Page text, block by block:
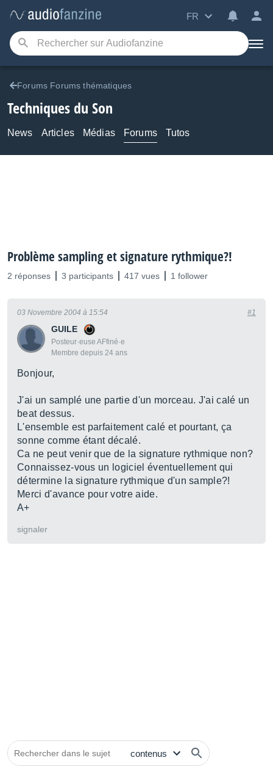
FR
Forums Forums thématiques
Techniques du Son
News Articles Médias Forums Tutos
Problème sampling et signature rythmique?!
2 réponses 3 participants 417 vues 1 follower
GUILE
Posteur·euse AFfiné·e
Membre depuis 24 ans
03 Novembre 2004 à 15:54 #1
Bonjour,
J'ai un samplé une partie d'un morceau. J'ai calé un
beat dessus.
L'ensemble est parfaitement calé et pourtant, ça
sonne comme étant décalé.
Ca ne peut venir que de la signature rythmique non?
Connaissez-vous un logiciel éventuellement qui
détermine la signature rythmique d'un sample?!
Merci d'avance pour votre aide.
A+
signaler